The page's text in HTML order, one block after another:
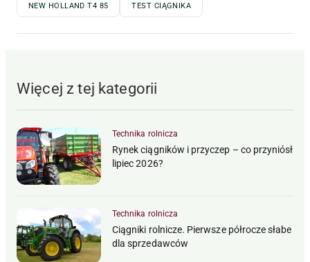
NEW HOLLAND T4 85 TEST CIĄGNIKA
Więcej z tej kategorii
Technika rolnicza
Rynek ciągników i przyczep – co przyniósł
lipiec 2026?
Technika rolnicza
Ciągniki rolnicze. Pierwsze półrocze słabe
dla sprzedawców